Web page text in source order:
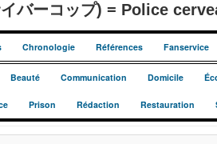
バーコップ) = Police
Chronologie Références Fanservice
Beauté Communication Domicile
Prison Rédaction Restauration